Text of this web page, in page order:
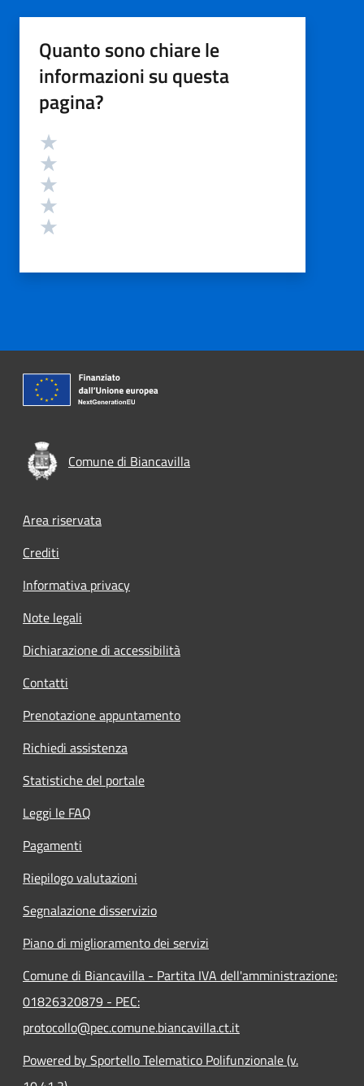
Quanto sono chiare le
informazioni su questa
pagina?
Valutazione
Comune di Biancavilla
Footer menu
Area riservata
Crediti
Informativa privacy
Note legali
Dichiarazione di accessibilità
Contatti
Prenotazione appuntamento
Richiedi assistenza
Statistiche del portale
Leggi le FAQ
Pagamenti
Riepilogo valutazioni
Segnalazione disservizio
Piano di miglioramento dei servizi
Comune di Biancavilla - Partita IVA dell'amministrazione:
01826320879 - PEC:
protocollo@pec.comune.biancavilla.ct.it
Powered by Sportello Telematico Polifunzionale (v.